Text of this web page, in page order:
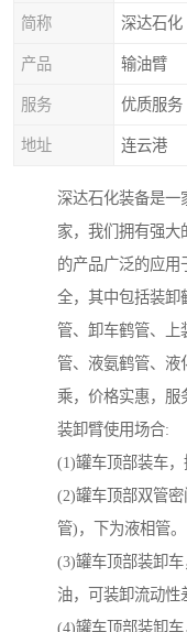
简称 深达石化
产品 输油臂
服务 优质服务
地址 连云港
深达石化装备是一
家，我们拥有强大
的产品广泛的应用
全，其中包括装卸
管、卸车鹤管、上
管、液氨鹤管、液
乘，价格实惠，服
装卸臂使用场合:
(1)罐车顶部装车，
(2)罐车顶部双管
管)，下为液相管。
(3)罐车顶部装卸
油，可装卸流动性
(4)罐车顶部装卸车